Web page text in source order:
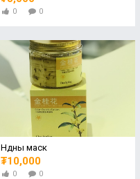
0 0
Нүдны маск
₮10,000
0 0